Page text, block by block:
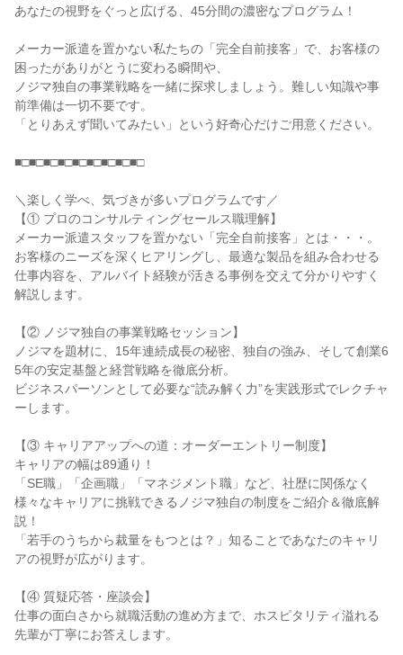
あなたの視野をぐっと広げる、45分間の濃密なプログラム！
メーカー派遣を置かない私たちの「完全自前接客」で、お客様の
困ったがありがとうに変わる瞬間や、
ノジマ独自の事業戦略を一緒に探求しましょう。難しい知識や事
前準備は一切不要です。
「とりあえず聞いてみたい」という好奇心だけご用意ください。
■□■□■□■□■□■□■□■□■□
＼楽しく学べ、気づきが多いプログラムです／
【① プロのコンサルティングセールス職理解】
メーカー派遣スタッフを置かない「完全自前接客」とは・・・。
お客様のニーズを深くヒアリングし、最適な製品を組み合わせる
仕事内容を、アルバイト経験が活きる事例を交えて分かりやすく
解説します。
【② ノジマ独自の事業戦略セッション】
ノジマを題材に、15年連続成長の秘密、独自の強み、そして創業6
5年の安定基盤と経営戦略を徹底分析。
ビジネスパーソンとして必要な“読み解く力”を実践形式でレクチャ
ーします。
【③ キャリアアップへの道：オーダーエントリー制度】
キャリアの幅は89通り！
「SE職」「企画職」「マネジメント職」など、社歴に関係なく
様々なキャリアに挑戦できるノジマ独自の制度をご紹介＆徹底解
説！
「若手のうちから裁量をもつとは？」知ることであなたのキャリ
アの視野が広がります。
【④ 質疑応答・座談会】
仕事の面白さから就職活動の進め方まで、ホスピタリティ溢れる
先輩が丁寧にお答えします。